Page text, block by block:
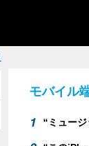
モバイル
“ミュージ